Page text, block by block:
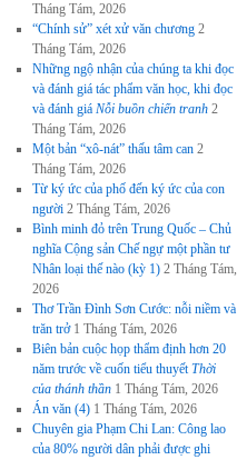
Tháng Tám, 2026
“Chính sử” xét xử văn chương 2
Tháng Tám, 2026
Những ngộ nhận của chúng ta khi đọc
và đánh giá tác phẩm văn học, khi đọc
và đánh giá Nỗi buồn chiến tranh 2
Tháng Tám, 2026
Một bản “xô-nát” thấu tâm can 2
Tháng Tám, 2026
Từ ký ức của phố đến ký ức của con
người 2 Tháng Tám, 2026
Bình minh đỏ trên Trung Quốc – Chủ
nghĩa Cộng sản Chế ngự một phần tư
Nhân loại thế nào (kỳ 1) 2 Tháng Tám,
2026
Thơ Trần Đình Sơn Cước: nỗi niềm và
trăn trở 1 Tháng Tám, 2026
Biên bản cuộc họp thẩm định hơn 20
năm trước về cuốn tiểu thuyếtThời
của thánh thần 1 Tháng Tám, 2026
Án văn (4) 1 Tháng Tám, 2026
Chuyên gia Phạm Chi Lan: Công lao
của 80% người dân phải được ghi